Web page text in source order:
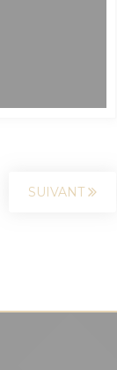
SUIVANT